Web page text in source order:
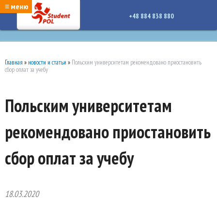
google-site-verification: google7a917c261df1566b.htmlgoogle-site-verification:
google7a917c261df1566b.html
≡ меню
+48 884 838 880
Главная » новости и статьи » Польским университетам рекомендовано приостановить
сбор оплат за учебу
Польским университетам
рекомендовано приостановить
сбор оплат за учебу
18.03.2020